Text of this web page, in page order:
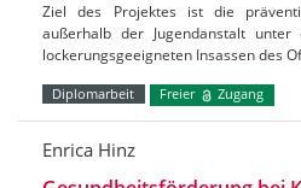
Ziel des Projektes ist die
außerhalb der Jugendanstalt
lockerungsgeeigneten Insassen des
Diplomarbeit Freier Zugang
Enrica Hinz